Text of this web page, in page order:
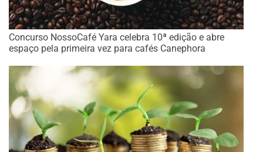
Concurso NossoCafé Yara celebra 10ª edição e abre
espaço pela primeira vez para cafés Canephora